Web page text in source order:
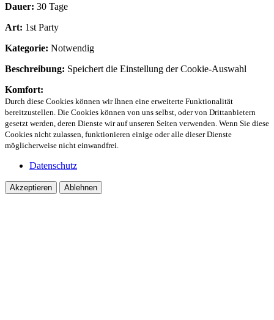
Dauer: 30 Tage
Art: 1st Party
Kategorie: Notwendig
Beschreibung: Speichert die Einstellung der Cookie-Auswahl
Komfort:
Durch diese Cookies können wir Ihnen eine erweiterte Funktionalität
bereitzustellen. Die Cookies können von uns selbst, oder von Drittanbietern
gesetzt werden, deren Dienste wir auf unseren Seiten verwenden. Wenn Sie diese
Cookies nicht zulassen, funktionieren einige oder alle dieser Dienste
möglicherweise nicht einwandfrei.
Datenschutz
Akzeptieren Ablehnen